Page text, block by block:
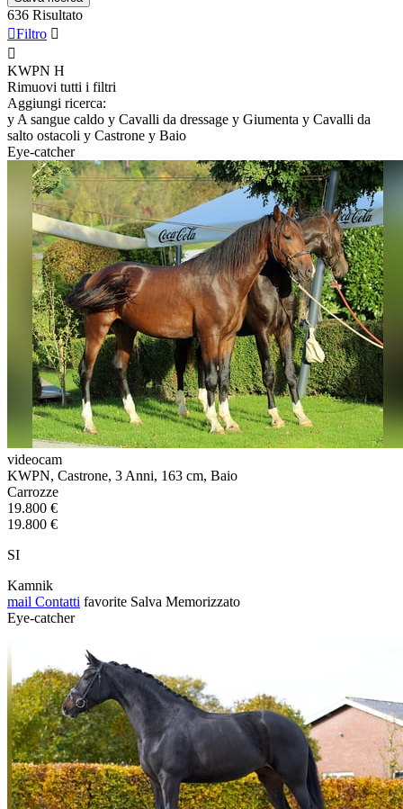
636 Risultato
Filtro 

KWPN H
Rimuovi tutti i filtri
Aggiungi ricerca:
y A sangue caldo y Cavalli da dressage y Giumenta y Cavalli da
salto ostacoli y Castrone y Baio
Eye-catcher
videocam
KWPN, Castrone, 3 Anni, 163 cm, Baio
Carrozze
19.800 €
19.800 €
SI
Kamnik
mail Contatti favorite Salva Memorizzato
Eye-catcher